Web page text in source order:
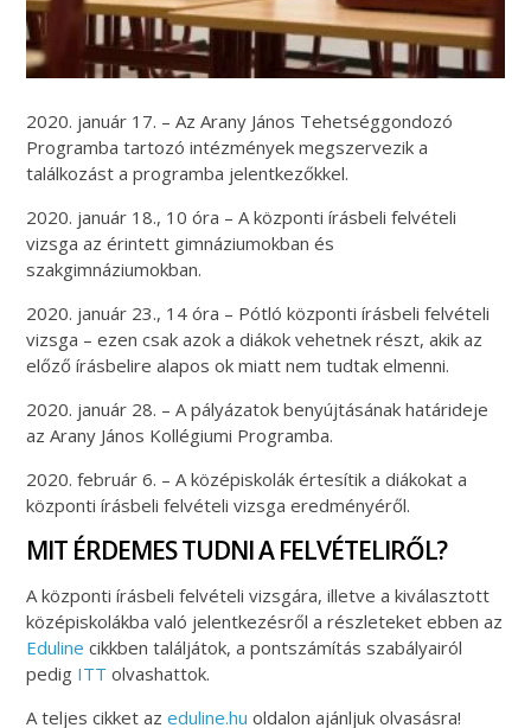
2020. január 17. – Az Arany János Tehetséggondozó
Programba tartozó intézmények megszervezik a
találkozást a programba jelentkezőkkel.
2020. január 18., 10 óra – A központi írásbeli felvételi
vizsga az érintett gimnáziumokban és
szakgimnáziumokban.
2020. január 23., 14 óra – Pótló központi írásbeli felvételi
vizsga – ezen csak azok a diákok vehetnek részt, akik az
előző írásbelire alapos ok miatt nem tudtak elmenni.
2020. január 28. – A pályázatok benyújtásának határideje
az Arany János Kollégiumi Programba.
2020. február 6. – A középiskolák értesítik a diákokat a
központi írásbeli felvételi vizsga eredményéről.
MIT ÉRDEMES TUDNI A FELVÉTELIRŐL?
A központi írásbeli felvételi vizsgára, illetve a kiválasztott
középiskolákba való jelentkezésről a részleteket ebben az
Eduline cikkben találjátok, a pontszámítás szabályairól
pedig ITT olvashattok.
A teljes cikket azeduline.hu oldalon ajánljuk olvasásra!